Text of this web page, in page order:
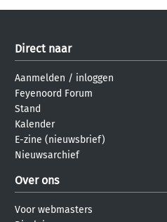
Direct naar
Aanmelden / inloggen
Feyenoord Forum
Stand
Kalender
E-zine (nieuwsbrief)
Nieuwsarchief
Over ons
Voor webmasters